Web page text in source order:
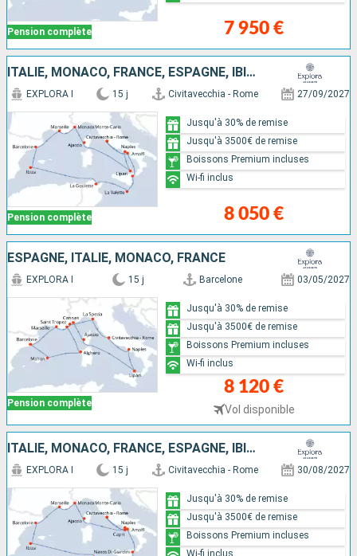
Pension complète 7 950 €
ITALIE, MONACO, FRANCE, ESPAGNE, IBIZA, TUNISIE, MALTE
Pension complète
EXPLORA I 15 j Civitavecchia - Rome 27/09/2027
8 050 €
Jusqu'à 30% de remise
Jusqu'à 3500€ de remise
Boissons Premium incluses
Wi-fi inclus
ESPAGNE, ITALIE, MONACO, FRANCE
Pension complète
EXPLORA I 15 j Barcelone 03/05/2027
8 120 €
Vol disponible
Jusqu'à 30% de remise
Jusqu'à 3500€ de remise
Boissons Premium incluses
Wi-fi inclus
ITALIE, MONACO, FRANCE, ESPAGNE, IBIZA, TUNISIE, MALTE
EXPLORA I 15 j Civitavecchia - Rome 30/08/2027
Jusqu'à 30% de remise
Jusqu'à 3500€ de remise
Boissons Premium incluses
Wi-fi inclus